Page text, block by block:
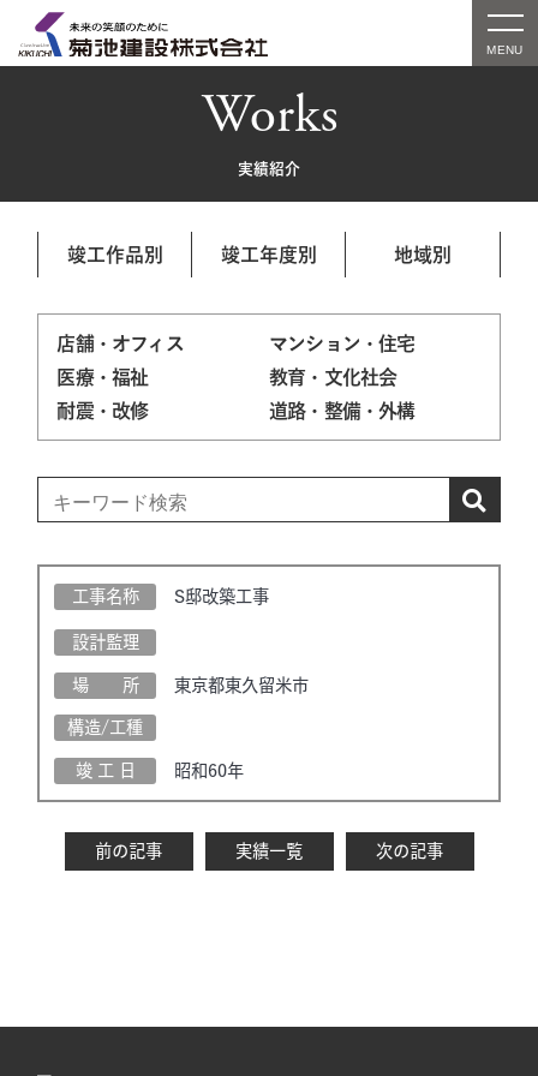
Works
実績紹介
竣工作品別 竣工年度別 地域別
店舗・オフィス
マンション・住宅
医療・福祉
教育・文化社会
耐震・改修
道路・整備・外構
工事名称 S邸改築工事
設計監理
場 所 東京都東久留米市
構造/工種
竣 工 日 昭和60年
前の記事 実績一覧 次の記事